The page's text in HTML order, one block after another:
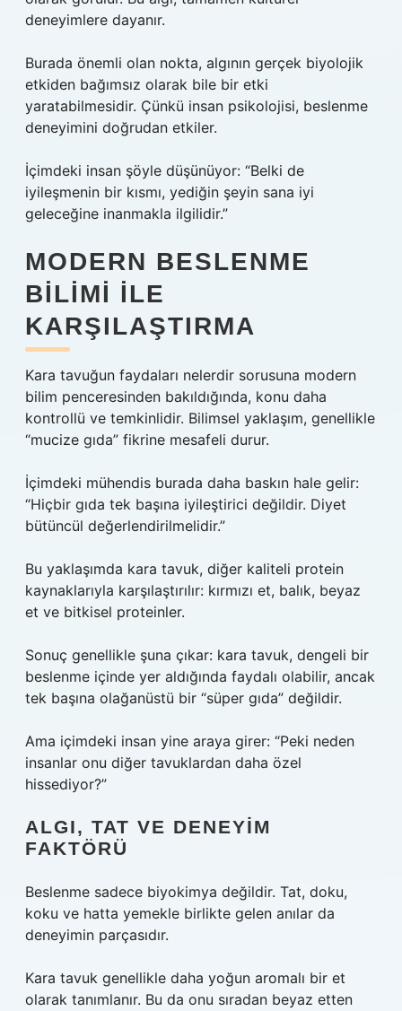
deneyimlere dayanır.
Burada önemli olan nokta, algının gerçek biyolojik
etkiden bağımsız olarak bile bir etki
yaratabilmesidir. Çünkü insan psikolojisi, beslenme
deneyimini doğrudan etkiler.
İçimdeki insan şöyle düşünüyor: “Belki de
iyileşmenin bir kısmı, yediğin şeyin sana iyi
geleceğine inanmakla ilgilidir.”
MODERN BESLENME
BILIMI ILE
KARŞILAŞTIRMA
Kara tavuğun faydaları nelerdir sorusuna modern
bilim penceresinden bakıldığında, konu daha
kontrollü ve temkinlidir. Bilimsel yaklaşım, genellikle
“mucize gıda” fikrine mesafeli durur.
İçimdeki mühendis burada daha baskın hale gelir:
“Hiçbir gıda tek başına iyileştirici değildir. Diyet
bütüncül değerlendirilmelidir.”
Bu yaklaşımda kara tavuk, diğer kaliteli protein
kaynaklarıyla karşılaştırılır: kırmızı et, balık, beyaz
et ve bitkisel proteinler.
Sonuç genellikle şuna çıkar: kara tavuk, dengeli bir
beslenme içinde yer aldığında faydalı olabilir, ancak
tek başına olağanüstü bir “süper gıda” değildir.
Ama içimdeki insan yine araya girer: “Peki neden
insanlar onu diğer tavuklardan daha özel
hissediyor?”
ALGI, TAT VE DENEYIM
FAKTÖRÜ
Beslenme sadece biyokimya değildir. Tat, doku,
koku ve hatta yemekle birlikte gelen anılar da
deneyimin parçasıdır.
Kara tavuk genellikle daha yoğun aromalı bir et
olarak tanımlanır. Bu da onu sıradan beyaz etten